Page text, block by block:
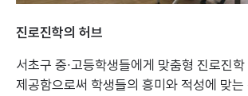
진로진학의 허브
서초구 중∙고등학생들에게 맞춤형 진로진
제공함으로써 학생들의 흥미와 적성에 맞